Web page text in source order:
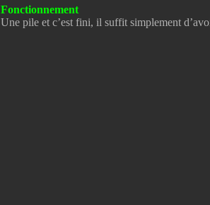
Fonctionnement
Une pile et c’est fini, il suffit simplement